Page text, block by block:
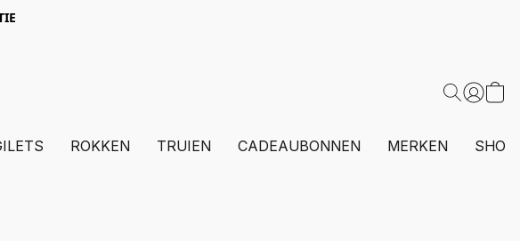
ROKKEN TRUIEN CADEAUBONNEN MERKEN SHOP